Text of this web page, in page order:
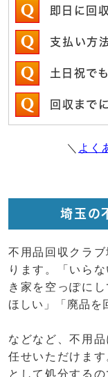
即日に回
支払い方
土日祝で
回収まで
＼ よく
埼玉の
不用品回収クラ
ります。「いら
き家を空っぽに
ほしい」「廃品を
などなど、不用
任せいただけま
として処分する